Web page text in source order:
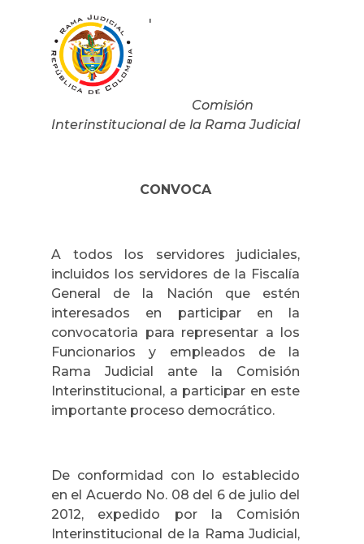
'
Comisión
Interinstitucional de la Rama Judicial
CONVOCA
A todos los servidores judiciales,
incluidos los servidores de la Fiscalía
General de la Nación que estén
interesados en participar en la
convocatoria para representar a los
Funcionarios y empleados de la
Rama Judicial ante la Comisión
Interinstitucional, a participar en este
importante proceso democrático.
De conformidad con lo establecido
en el Acuerdo No. 08 del 6 de julio del
2012, expedido por la Comisión
Interinstitucional de la Rama Judicial,